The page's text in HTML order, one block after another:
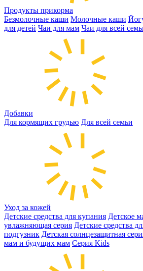
Продукты прикорма
Безмолочные каши Молочные каши
для детей Чаи для мам Чаи для всей
Добавки
Для кормящих грудью Для всей семьи
Уход за кожей
Детские средства для купания Детское
увлажняющая серия Детские средства
подгузник Детская солнцезащитная
мам и будущих мам Серия Kids